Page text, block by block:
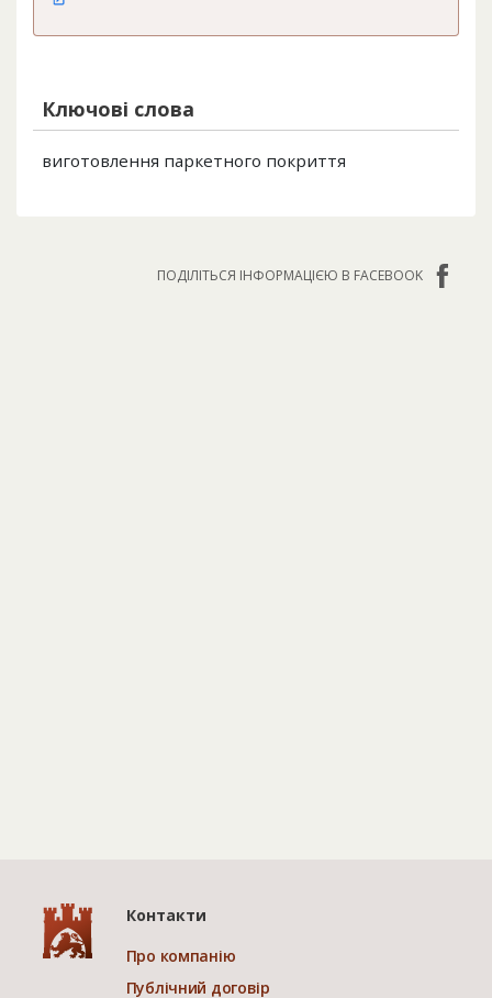
Ключові слова
виготовлення паркетного покриття
ПОДІЛІТЬСЯ ІНФОРМАЦІЄЮ В FACEBOOK
Контакти
Про компанію
Публічний договір